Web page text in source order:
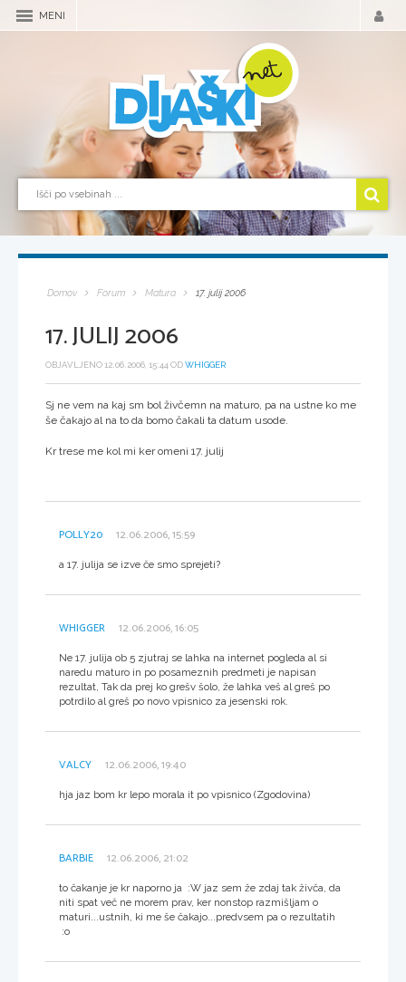
MENI
Domov Forum Matura 17. julij 2006
17. JULIJ 2006
OBJAVLJENO 12.06.2006, 15:44 ODWHIGGER
Sj ne vem na kaj sm bol živčemn na maturo, pa na ustne ko me
še čakajo al na to da bomo čakali ta datum usode.
Kr trese me kol mi ker omeni 17. julij
POLLY20 12.06.2006, 15:59
a 17. julija se izve če smo sprejeti?
WHIGGER 12.06.2006, 16:05
Ne 17. julija ob 5 zjutraj se lahka na internet pogleda al si
naredu maturo in po posameznih predmeti je napisan
rezultat, Tak da prej ko grešv šolo, že lahka veš al greš po
potrdilo al greš po novo vpisnico za jesenski rok.
VALCY 12.06.2006, 19:40
hja jaz bom kr lepo morala it po vpisnico (Zgodovina)
BARBIE 12.06.2006, 21:02
to čakanje je kr naporno ja :W jaz sem že zdaj tak živča, da
niti spat več ne morem prav, ker nonstop razmišljam o
maturi...ustnih, ki me še čakajo...predvsem pa o rezultatih
:o